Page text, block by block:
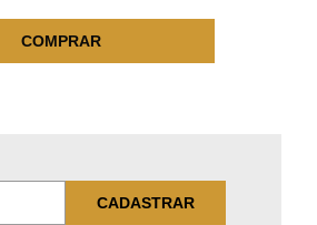
COMPRAR
CADASTRAR